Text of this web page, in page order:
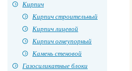
Кирпич
Кирпич строительный
Кирпич лицевой
Кирпич огнеупорный
Камень стеновой
Газосиликатные блоки